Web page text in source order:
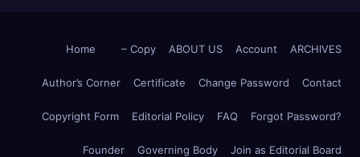
Home – Copy ABOUT US Account ARCHIVES
Author’s Corner Certificate Change Password Contact
Copyright Form Editorial Policy FAQ Forgot Password?
Founder Governing Body Join as Editorial Board